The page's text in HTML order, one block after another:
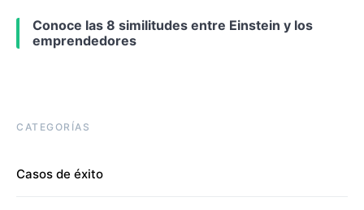
Conoce las 8 similitudes entre Einstein y los
emprendedores
CATEGORÍAS
Casos de éxito